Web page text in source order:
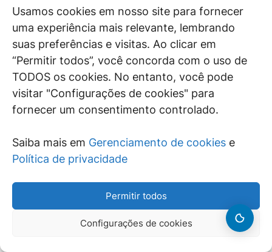
Usamos cookies em nosso site para fornecer
uma experiência mais relevante, lembrando
suas preferências e visitas. Ao clicar em
“Permitir todos”, você concorda com o uso de
TODOS os cookies. No entanto, você pode
visitar "Configurações de cookies" para
fornecer um consentimento controlado.
Saiba mais em Gerenciamento de cookies e
Política de privacidade
Permitir todos
Configurações de cookies
da comunicação telefônica das linhas utilizadas por alvos da
Operação Cálculo)”.
Segundo o ministro Reynaldo Fonseca, aparentemente, no
caso, não se tem nenhuma prova da existência das
máquinas caça-níqueis, cuja entrada ilegal no país atrairia a
competência da justiça federal para o julgamento da ação.
Fonte: Superior Tribunal de Justiça
Legislação
Altera o art. 3º da Lei Complementar 79, de 7 de janeiro de
PORTARIA 211, DE 9 DE DEZEMBRO DE 2015 – MTPS –Altera
a Norma Regulamentadora 12 – Segurança no Trabalho em